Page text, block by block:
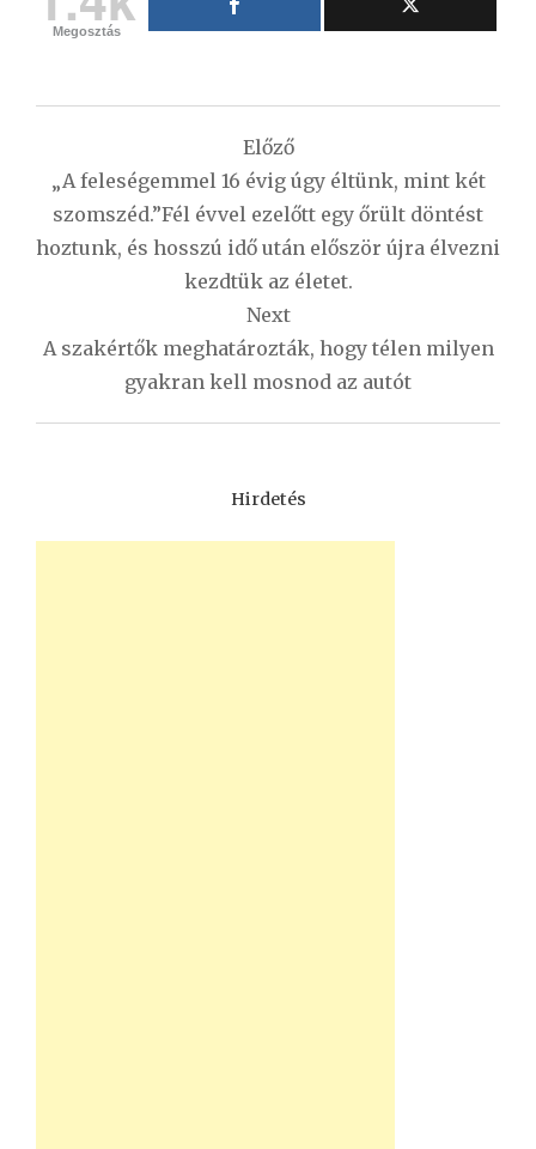
Megosztás
navigáció
Előző
„A feleségemmel 16 évig úgy éltünk, mint két
szomszéd.”Fél évvel ezelőtt egy őrült döntést
hoztunk, és hosszú idő után először újra élvezni
kezdtük az életet.
Next
A szakértők meghatározták, hogy télen milyen
gyakran kell mosnod az autót
Hirdetés